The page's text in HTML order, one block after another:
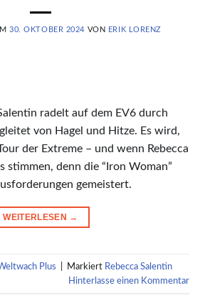
30. OKTOBER 2024 VON ERIK LORENZ
radelt auf dem EV6 durch
von Hagel und Hitze. Es wird,
der Extreme – und wenn Rebecca
stimmen, denn die “Iron Woman”
gemeistert.
WEITERLESEN →
Plus Markiert Rebecca Salentin
Hinterlasse einen Kommentar